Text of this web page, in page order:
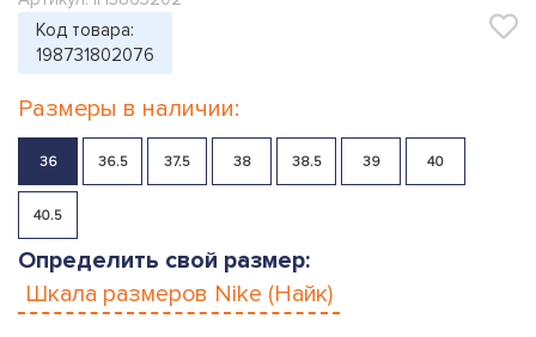
Код товара:
198731802076
Размеры в наличии:
36 36.5 37.5 38 38.5 39 40
40.5
Определить свой размер:
Шкала размеров Nike (Найк)